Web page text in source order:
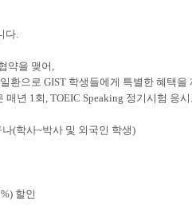
다.
약을 맺어,
환으로 GIST 학생들에게 특별한 혜택을
매년 1회, TOEIC Speaking 정기시험 응
(학사~박사 및 외국인 학생)
할인